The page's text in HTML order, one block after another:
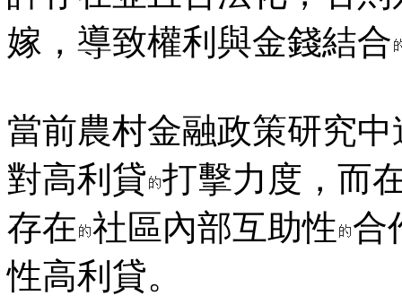
嫁，導致權利與金錢結合
當前農村金融政策研究
對高利貸 打擊力度，而
存在 社區內部互助性 合
性高利貸。